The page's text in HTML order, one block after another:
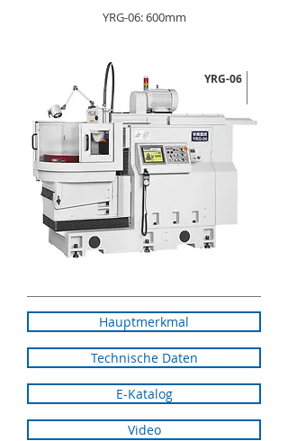
YRG-06: 600mm
YRG-06
Hauptmerkmal
Technische Daten
E-Katalog
Video